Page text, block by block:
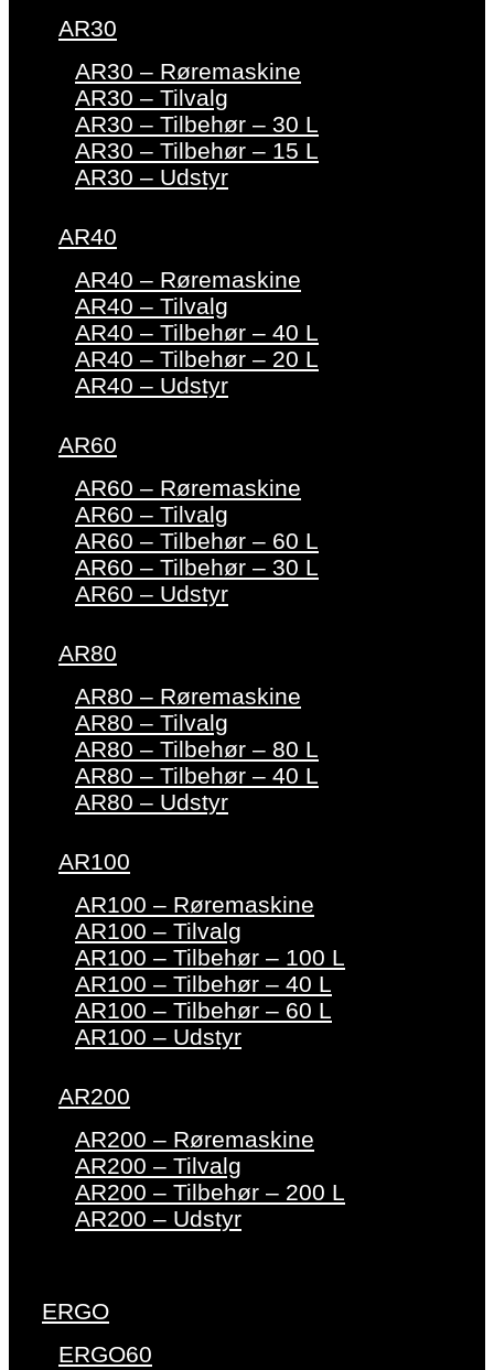
AR30
AR30 – Røremaskine
AR30 – Tilvalg
AR30 – Tilbehør – 30 L
AR30 – Tilbehør – 15 L
AR30 – Udstyr
AR40
AR40 – Røremaskine
AR40 – Tilvalg
AR40 – Tilbehør – 40 L
AR40 – Tilbehør – 20 L
AR40 – Udstyr
AR60
AR60 – Røremaskine
AR60 – Tilvalg
AR60 – Tilbehør – 60 L
AR60 – Tilbehør – 30 L
AR60 – Udstyr
AR80
AR80 – Røremaskine
AR80 – Tilvalg
AR80 – Tilbehør – 80 L
AR80 – Tilbehør – 40 L
AR80 – Udstyr
AR100
AR100 – Røremaskine
AR100 – Tilvalg
AR100 – Tilbehør – 100 L
AR100 – Tilbehør – 40 L
AR100 – Tilbehør – 60 L
AR100 – Udstyr
AR200
AR200 – Røremaskine
AR200 – Tilvalg
AR200 – Tilbehør – 200 L
AR200 – Udstyr
ERGO
ERGO60